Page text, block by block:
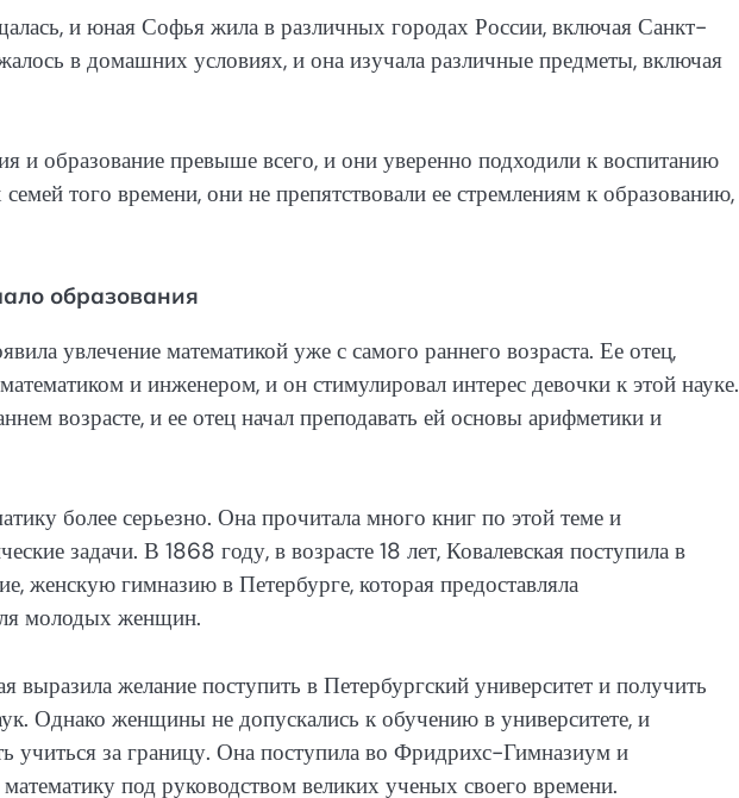
и юная Софья жила в различных городах России, включая Санкт-
в домашних условиях, и она изучала различные предметы, включая
и образование превыше всего, и они уверенно подходили к воспитанию
того времени, они не препятствовали ее стремлениям к образованию,
образования
увлечение математикой уже с самого раннего возраста. Ее отец,
и инженером, и он стимулировал интерес девочки к этой науке.
возрасте, и ее отец начал преподавать ей основы арифметики и
более серьезно. Она прочитала много книг по этой теме и
задачи. В 1868 году, в возрасте 18 лет, Ковалевская поступила в
женскую гимназию в Петербурге, которая предоставляла
молодых женщин.
выразила желание поступить в Петербургский университет и получить
Однако женщины не допускались к обучению в университете, и
учиться за границу. Она поступила во Фридрихс-Гимназиум и
под руководством великих ученых своего времени.